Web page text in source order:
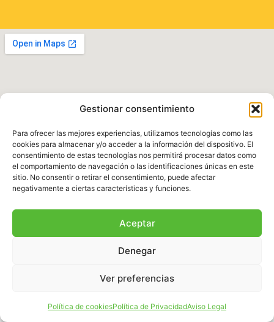
Gestionar consentimiento
Para ofrecer las mejores experiencias, utilizamos tecnologías como las
cookies para almacenar y/o acceder a la información del dispositivo. El
consentimiento de estas tecnologías nos permitirá procesar datos como
el comportamiento de navegación o las identificaciones únicas en este
sitio. No consentir o retirar el consentimiento, puede afectar
negativamente a ciertas características y funciones.
Aceptar
Denegar
Ver preferencias
Política de cookiesPolítica de PrivacidadAviso Legal
Política de Privacidad|Aviso legal |Política de
Cookies|Términos y Condiciones
© 2025 Fundación Natura Parc – Todos los
BalearDigital